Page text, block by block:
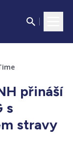
přináší
s
stravy